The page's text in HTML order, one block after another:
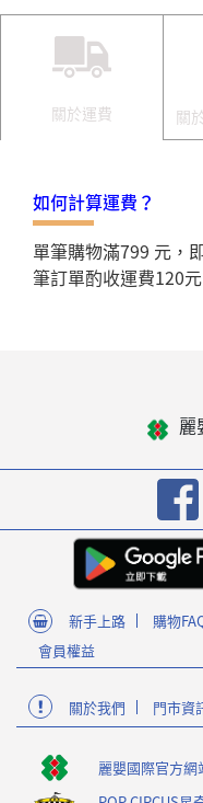
關於運費 關
如何計算運費？
單筆購物滿799 元，
筆訂單酌收運費120元
麗
新手上路 購物
會員權益
關於我們 門市資
麗嬰國際官方網